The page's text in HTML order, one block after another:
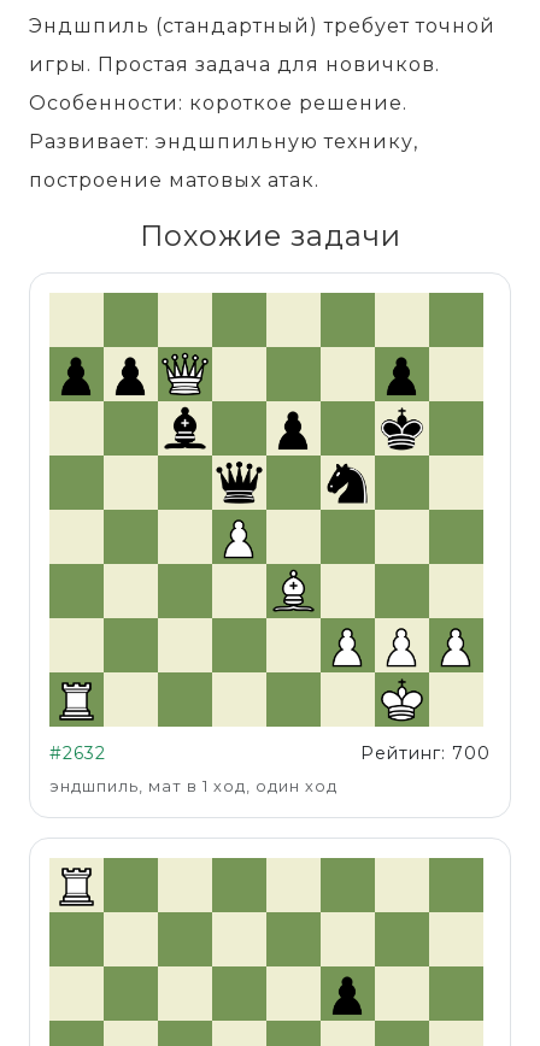
Эндшпиль (стандартный) требует точной
игры. Простая задача для новичков.
Особенности: короткое решение.
Развивает: эндшпильную технику,
построение матовых атак.
Похожие задачи
#2632 Рейтинг: 700
эндшпиль, мат в 1 ход, один ход